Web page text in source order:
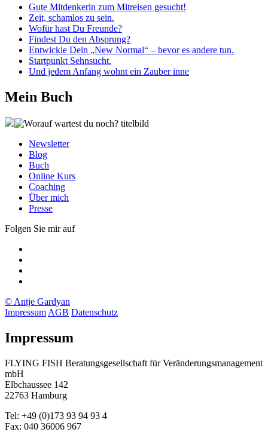
Gute Mitdenkerin zum Mitreisen gesucht!
Zeit, schamlos zu sein.
Wofür hast Du Freunde?
Findest Du den Absprung?
Entwickle Dein „New Normal“ – bevor es andere tun.
Startpunkt Sehnsucht.
Und jedem Anfang wohnt ein Zauber inne
Mein Buch
Newsletter
Blog
Buch
Online Kurs
Coaching
Über mich
Presse
Folgen Sie mir auf
© Antje Gardyan
Impressum AGB Datenschutz
Impressum
FLYING FISH Beratungsgesellschaft für Veränderungsmanagement
mbH
Elbchaussee 142
22763 Hamburg
Tel: +49 (0)173 93 94 93 4
Fax: 040 36006 967